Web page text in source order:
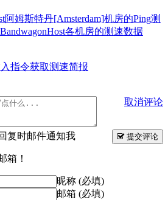
阿姆斯特丹[Amsterdam]机房的Ping测
各机房的测速数据
指令获取测速简报
取消评论
提交评论
复时邮件通知我
箱！
昵称 (必填)
邮箱 (必填)